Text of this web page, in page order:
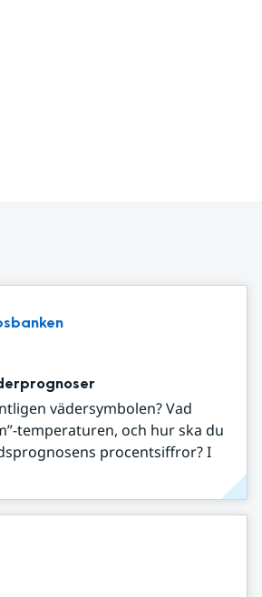
vädersymbolen? Vad
temperaturen, och hur ska du
procentsiffror? I